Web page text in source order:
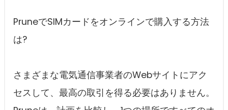
PruneでSIMカードをオンラインで購入する方法
は?
さまざまな電気通信事業者のWebサイトにアク
セスして、最高の取引を得る必要はありません。